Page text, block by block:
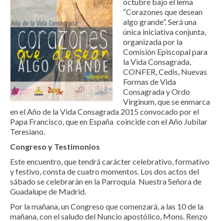
Lenguajes
Materiales del Año de la Vida Consagrada
Celebramos
Vigilia de Oración
Cadena de Oración en las RyD
octubre bajo el lema
“Corazones que desean
algo grande”. Será una
única iniciativa conjunta,
organizada por la
Comisión Episcopal para
la Vida Consagrada,
CONFER, Cedis, Nuevas
Formas de Vida
Consagrada y Ordo
Virginum, que se enmarca
en el Año de la Vida Consagrada 2015 convocado por el
Papa Francisco, que en España coincide con el Año Jubilar
Teresiano.
Congreso y Testimonios
Este encuentro, que tendrá carácter celebrativo, formativo
y festivo, consta de cuatro momentos. Los dos actos del
sábado se celebrarán en la Parroquia Nuestra Señora de
Guadalupe de Madrid.
Por la mañana, un Congreso que comenzará, a las 10 de la
mañana, con el saludo del Nuncio apostólico, Mons. Renzo